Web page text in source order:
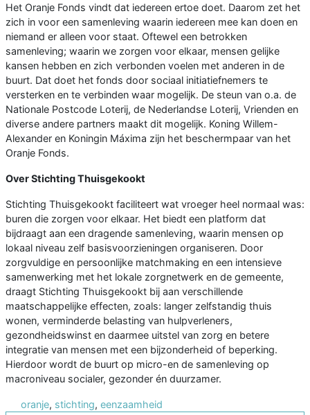
Het Oranje Fonds vindt dat iedereen ertoe doet. Daarom zet het
zich in voor een samenleving waarin iedereen mee kan doen en
niemand er alleen voor staat. Oftewel een betrokken
samenleving; waarin we zorgen voor elkaar, mensen gelijke
kansen hebben en zich verbonden voelen met anderen in de
buurt. Dat doet het fonds door sociaal initiatiefnemers te
versterken en te verbinden waar mogelijk. De steun van o.a. de
Nationale Postcode Loterij, de Nederlandse Loterij, Vrienden en
diverse andere partners maakt dit mogelijk. Koning Willem-
Alexander en Koningin Máxima zijn het beschermpaar van het
Oranje Fonds.
Over Stichting Thuisgekookt
Stichting Thuisgekookt faciliteert wat vroeger heel normaal was:
buren die zorgen voor elkaar. Het biedt een platform dat
bijdraagt aan een dragende samenleving, waarin mensen op
lokaal niveau zelf basisvoorzieningen organiseren. Door
zorgvuldige en persoonlijke matchmaking en een intensieve
samenwerking met het lokale zorgnetwerk en de gemeente,
draagt Stichting Thuisgekookt bij aan verschillende
maatschappelijke effecten, zoals: langer zelfstandig thuis
wonen, verminderde belasting van hulpverleners,
gezondheidswinst en daarmee uitstel van zorg en betere
integratie van mensen met een bijzonderheid of beperking.
Hierdoor wordt de buurt op micro-en de samenleving op
macroniveau socialer, gezonder én duurzamer.
oranje, stichting, eenzaamheid